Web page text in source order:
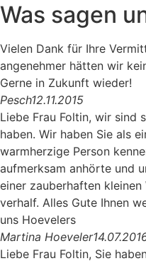
Was sagen
Vielen Dank für Ihre
angenehmer hätten wir
Gerne in Zukunft wieder!
Pesch12.11.2015
Liebe Frau Foltin, wir sind
haben. Wir haben Sie als
warmherzige Person
aufmerksam anhörte und
einer zauberhaften
verhalf. Alles Gute Ihnen
uns Hoevelers
Martina Hoeveler
Liebe Frau Foltin, Sie